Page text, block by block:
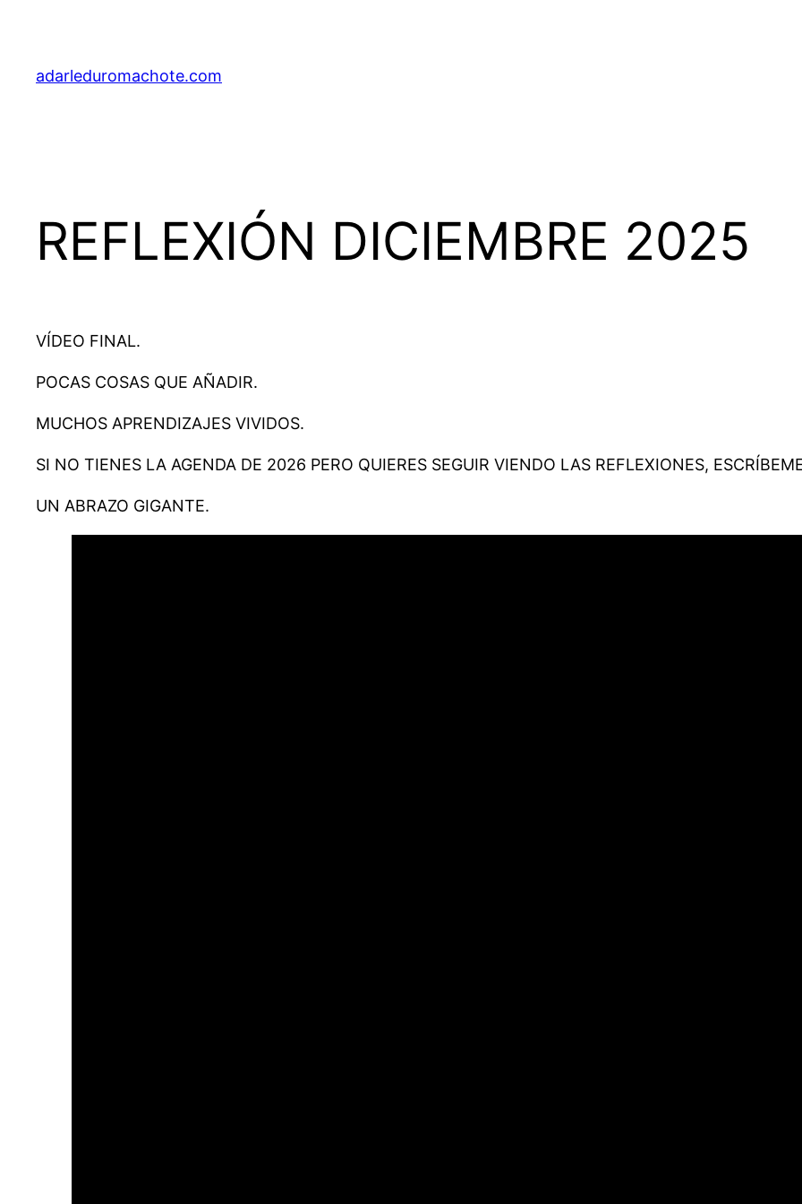
contenido
adarleduromachote.com
REFLEXIÓN DICIEMBRE 2025
VÍDEO FINAL.
POCAS COSAS QUE AÑADIR.
MUCHOS APRENDIZAJES VIVIDOS.
SI NO TIENES LA AGENDA DE 2026 PERO QUIERES SEGUIR VIENDO LAS REFLEXIONES,
UN ABRAZO GIGANTE.